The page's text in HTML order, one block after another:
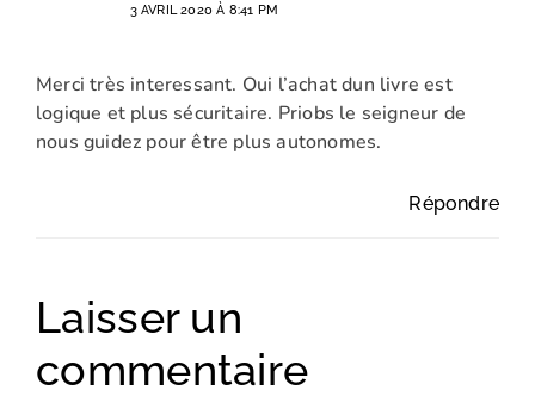
3 AVRIL 2020 À 8:41 PM
Merci très interessant. Oui l’achat dun livre est
logique et plus sécuritaire. Priobs le seigneur de
nous guidez pour être plus autonomes.
Répondre
Laisser un
commentaire